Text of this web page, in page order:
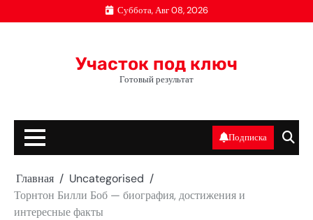
к
Суббота, Авг 08, 2026
Участок под ключ
Готовый результат
Подписка
Главная
Uncategorised
Торнтон Билли Боб — биография, достижения и
интересные факты